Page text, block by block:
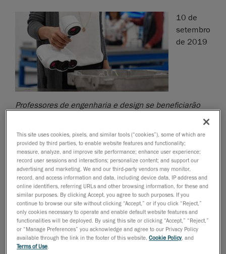
10 de
setembro
de 2019
Professores de engenharia e design se beneficiarão
A Creaform, líder mundial em soluções de medição 3D
portáteis e automáticas, anunciou hoje que adicionou
o escâner 3D ACADEMIA 50 ao seu
suíte de soluções educacionais ACADEMIA. Este
escâner 3D portátil de nível profissional é a solução
ideal para professores que procuram mostrar aos
alunos os benefícios dos escâneres 3D portáteis e
seu uso em aplicações reais, como engenharia
reversa, design industrial e controle de qualidade.
Fácil de configurar e de usar tanto por professores
This site uses cookies, pixels, and similar tools (“cookies”), some of which are
provided by third parties, to enable website features and functionality;
measure, analyze, and improve site performance; enhance user experience;
record user sessions and interactions; personalize content; and support our
advertising and marketing. We and our third-party vendors may monitor,
record, and access information and data, including device data, IP address and
online identifiers, referring URLs and other browsing information, for these and
similar purposes. By clicking Accept, you agree to such purposes. If you
continue to browse our site without clicking “Accept,” or if you click “Reject,”
only cookies necessary to operate and enable default website features and
functionalities will be deployed. By using this site or clicking “Accept,” “Reject,”
or “Manage Preferences” you acknowledge and agree to our Privacy Policy
available through the link in the footer of this website,Cookie Policy, and
Terms of Use.